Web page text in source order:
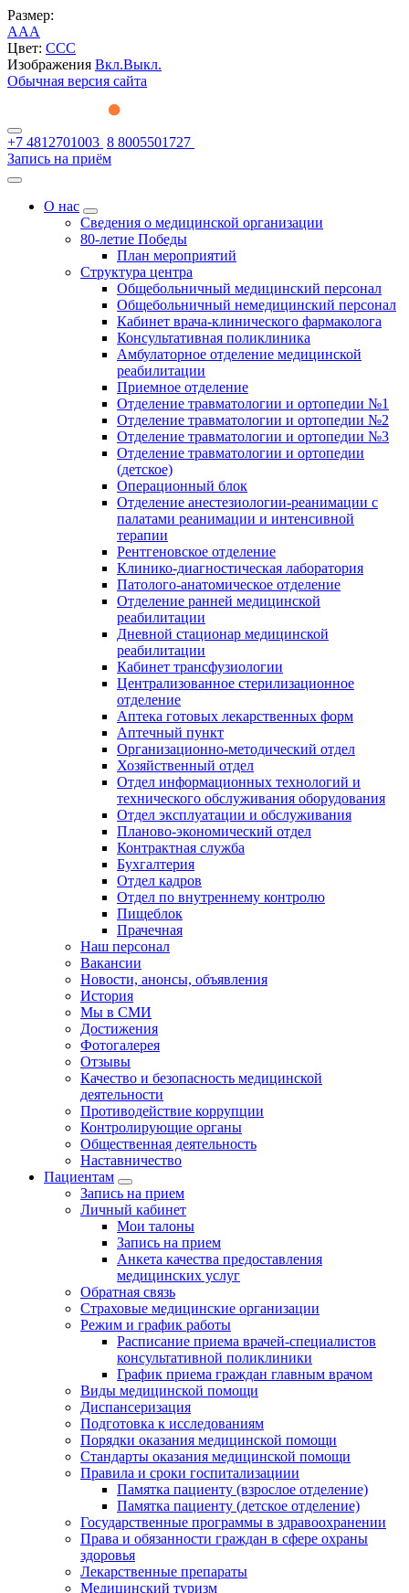
Размер:
AAA
Цвет: CCC
Изображения Вкл.Выкл.
Обычная версия сайта
+7 4812701003 8 8005501727
Запись на приём
О нас
Сведения о медицинской организации
80-летие Победы
План мероприятий
Структура центра
Общебольничный медицинский персонал
Общебольничный немедицинский персонал
Кабинет врача-клинического фармаколога
Консультативная поликлиника
Амбулаторное отделение медицинской
реабилитации
Приемное отделение
Отделение травматологии и ортопедии №1
Отделение травматологии и ортопедии №2
Отделение травматологии и ортопедии №3
Отделение травматологии и ортопедии
(детское)
Операционный блок
Отделение анестезиологии-реанимации с
палатами реанимации и интенсивной
терапии
Рентгеновское отделение
Клинико-диагностическая лаборатория
Патолого-анатомическое отделение
Отделение ранней медицинской
реабилитации
Дневной стационар медицинской
реабилитации
Кабинет трансфузиологии
Централизованное стерилизационное
отделение
Аптека готовых лекарственных форм
Аптечный пункт
Организационно-методический отдел
Хозяйственный отдел
Отдел информационных технологий и
технического обслуживания оборудования
Отдел эксплуатации и обслуживания
Планово-экономический отдел
Контрактная служба
Бухгалтерия
Отдел кадров
Отдел по внутреннему контролю
Пищеблок
Прачечная
Наш персонал
Вакансии
Новости, анонсы, объявления
История
Мы в СМИ
Достижения
Фотогалерея
Отзывы
Качество и безопасность медицинской
деятельности
Противодействие коррупции
Контролирующие органы
Общественная деятельность
Наставничество
Пациентам
Запись на прием
Личный кабинет
Мои талоны
Запись на прием
Анкета качества предоставления
медицинских услуг
Обратная связь
Страховые медицинские организации
Режим и график работы
Расписание приема врачей-специалистов
консультативной поликлиники
График приема граждан главным врачом
Виды медицинской помощи
Диспансеризация
Подготовка к исследованиям
Порядки оказания медицинской помощи
Стандарты оказания медицинской помощи
Правила и сроки госпитализациии
Памятка пациенту (взрослое отделение)
Памятка пациенту (детское отделение)
Государственные программы в здравоохранении
Права и обязанности граждан в сфере охраны
здоровья
Лекарственные препараты
Медицинский туризм